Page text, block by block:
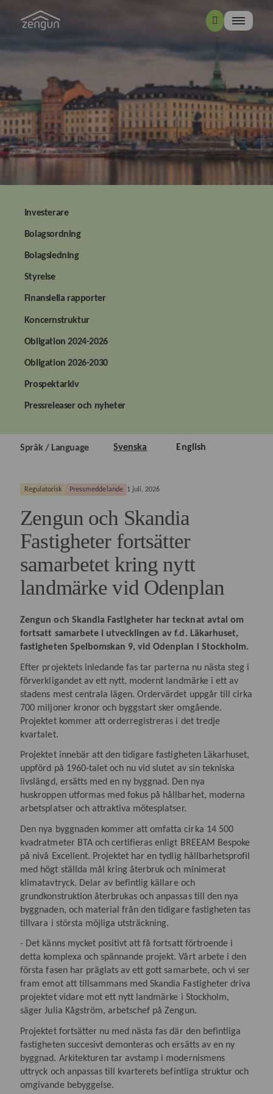
Investerare
Bolagsordning
Bolagsledning
Styrelse
Finansiella rapporter
Koncernstruktur
Obligation 2024-2026
Obligation 2026-2030
Prospektarkiv
Pressreleaser och nyheter
Språk / Language Svenska English
Regulatorisk Pressmeddelande 1 juli, 2026
Zengun och Skandia
Fastigheter fortsätter
samarbetet kring nytt
landmärke vid Odenplan
Zengun och Skandia Fastigheter har tecknat avtal om
fortsatt samarbete i utvecklingen av f.d. Läkarhuset,
fastigheten Spelbomskan 9, vid Odenplan i Stockholm.
Efter projektets inledande fas tar parterna nu nästa steg i
förverkligandet av ett nytt, modernt landmärke i ett av
stadens mest centrala lägen. Ordervärdet uppgår till cirka
700 miljoner kronor och byggstart sker omgående.
Projektet kommer att orderregistreras i det tredje
kvartalet.
Projektet innebär att den tidigare fastigheten Läkarhuset,
uppförd på 1960-talet och nu vid slutet av sin tekniska
livslängd, ersätts med en ny byggnad. Den nya
huskroppen utformas med fokus på hållbarhet, moderna
arbetsplatser och attraktiva mötesplatser.
Den nya byggnaden kommer att omfatta cirka 14 500
kvadratmeter BTA och certifieras enligt BREEAM Bespoke
på nivå Excellent. Projektet har en tydlig hållbarhetsprofil
med högt ställda mål kring återbruk och minimerat
klimatavtryck. Delar av befintlig källare och
grundkonstruktion återbrukas och anpassas till den nya
byggnaden, och material från den tidigare fastigheten tas
tillvara i största möjliga utsträckning.
- Det känns mycket positivt att få fortsatt förtroende i
detta komplexa och spännande projekt. Vårt arbete i den
första fasen har präglats av ett gott samarbete, och vi ser
fram emot att tillsammans med Skandia Fastigheter driva
projektet vidare mot ett nytt landmärke i Stockholm,
säger Julia Kågström, arbetschef på Zengun.
Projektet fortsätter nu med nästa fas där den befintliga
fastigheten succesivt demonteras och ersätts av en ny
byggnad. Arkitekturen tar avstamp i modernismens
uttryck och anpassas till kvarterets befintliga struktur och
omgivande bebyggelse.